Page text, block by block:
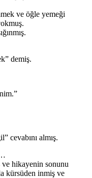
ve öğle yemeği
demiş.
cevabını almış.
hikayenin sonunu
kürsüden inmiş ve